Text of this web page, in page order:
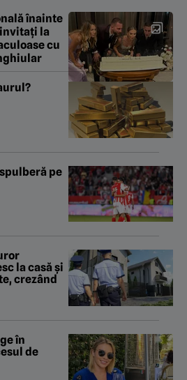
înainte
invitați la
cu
pe
la casă și
crezând
în
de